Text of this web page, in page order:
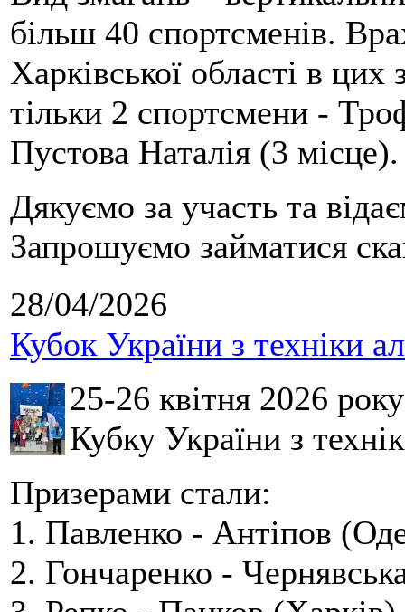
більш 40 спортсменів.
Харківської області в
тільки 2 спортсмени -
Пустова Наталія (3 місце).
Дякуємо за участь та
Запрошуємо займатися
28/04/2026
Кубок України з техніки
25-26 квітня 2026
Кубку України з
Призерами стали:
1. Павленко - Антіпов
2. Гончаренко -